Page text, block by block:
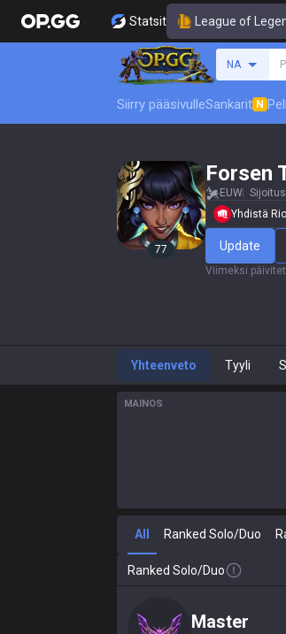
Statsit League of
NA
Siirry pääsivulleSankarit N
77
Forsen
EUW Sijoitus
Yhdistä
Update
Viimeksi
Yhteenveto Tyyli
MAINOS
All Ranked Solo/Duo
Ranked Solo/Duo
master